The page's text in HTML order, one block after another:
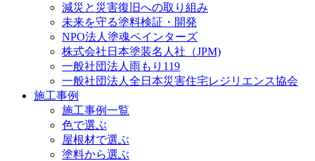
減災と災害復旧への取り組み
未来を守る塗料検証・開発
NPO法人塗魂ペインターズ
株式会社日本塗装名人社（JPM)
一般社団法人雨もり119
一般社団法人全日本災害住宅レジリエンス協会
施工事例
施工事例一覧
色で選ぶ
屋根材で選ぶ
塗料から選ぶ